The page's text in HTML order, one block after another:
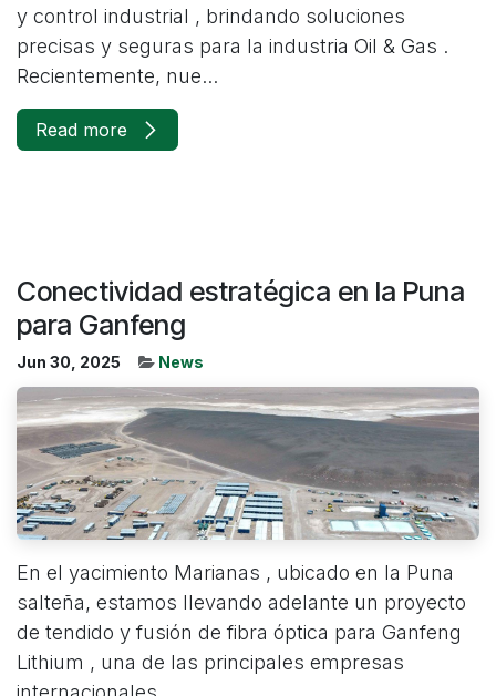
y control industrial , brindando soluciones
precisas y seguras para la industria Oil & Gas .
Recientemente, nue...
Read more
Conectividad estratégica en la Puna
para Ganfeng
Jun 30, 2025 News
En el yacimiento Marianas , ubicado en la Puna
salteña, estamos llevando adelante un proyecto
de tendido y fusión de fibra óptica para Ganfeng
Lithium , una de las principales empresas